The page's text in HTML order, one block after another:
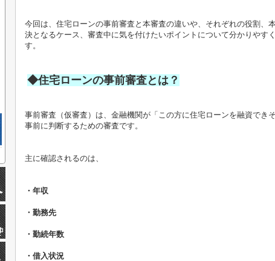
今回は、住宅ローンの事前審査と本審査の違いや、それぞれの役割、
決となるケース、審査中に気を付けたいポイントについて分かりやす
す。
◆住宅ローンの事前審査とは？
事前審査（仮審査）は、金融機関が「この方に住宅ローンを融資でき
事前に判断するための審査です。
主に確認されるのは、
・年収
・勤務先
・勤続年数
・借入状況